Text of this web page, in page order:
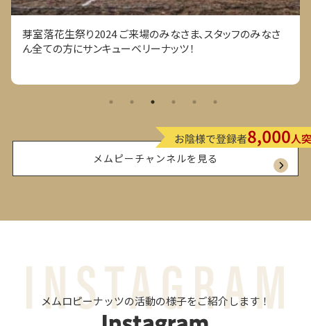
芽室落花生祭り2024 ご来場のみなさま、スタッフのみなさ
ん全ての方にサンキューベリーナッツ！
メムピーチャンネルを見る
メムロピーナッツの活動の様子をご紹介します！